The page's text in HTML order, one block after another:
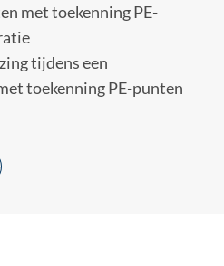
met toekenning PE-
tijdens een
toekenning PE-punten